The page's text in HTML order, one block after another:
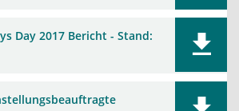
Day 2017 Bericht - Stand: